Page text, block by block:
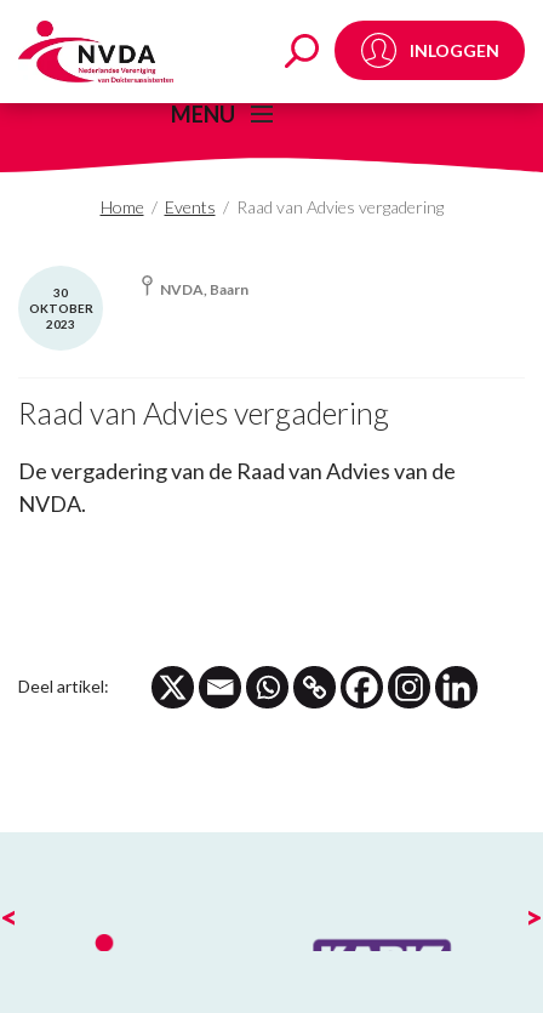
Raad van Advies INLOGGEN
MENU
Home / Events / Raad van Advies vergadering
30
OKTOBER
2023
NVDA, Baarn
Raad van Advies vergadering
De vergadering van de Raad van Advies van de
NVDA.
Deel artikel:
< >